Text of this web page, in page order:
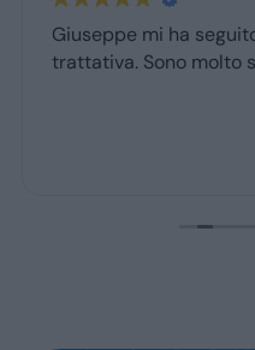
Giuseppe mi ha
trattativa. Sono molto